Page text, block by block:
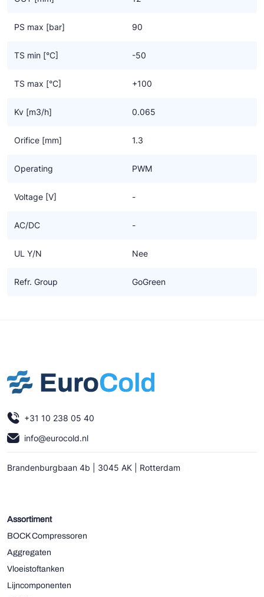
- Serie 9300 (type HF2),
- Serie 9360 (type HF4).
PS max [bar] 90
TS min [°C] -50
TS max [°C] +100
Kv [m3/h] 0.065
Orifice [mm] 1.3
Operating PWM
Voltage [V] -
AC/DC -
UL Y/N Nee
Refr. Group GoGreen
+31 10 238 05 40
info@eurocold.nl
Brandenburgbaan 4b | 3045 AK | Rotterdam
Assortiment
BOCK Compressoren
Aggregaten
Vloeistoftanken
Lijncomponenten